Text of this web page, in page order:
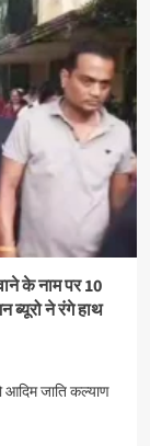
के नाम पर 10
ब्यूरो ने रंगे हाथ
आदिम जाति कल्याण